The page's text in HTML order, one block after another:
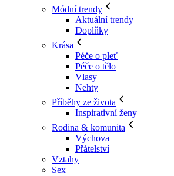
Módní trendy
Aktuální trendy
Doplňky
Krása
Péče o pleť
Péče o tělo
Vlasy
Nehty
Příběhy ze života
Inspirativní ženy
Rodina & komunita
Výchova
Přátelství
Vztahy
Sex